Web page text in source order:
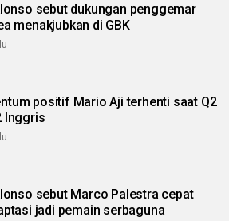
sebut dukungan penggemar
menakjubkan di GBK
positif Mario Aji terhenti saat Q2
Inggris
sebut Marco Palestra cepat
jadi pemain serbaguna